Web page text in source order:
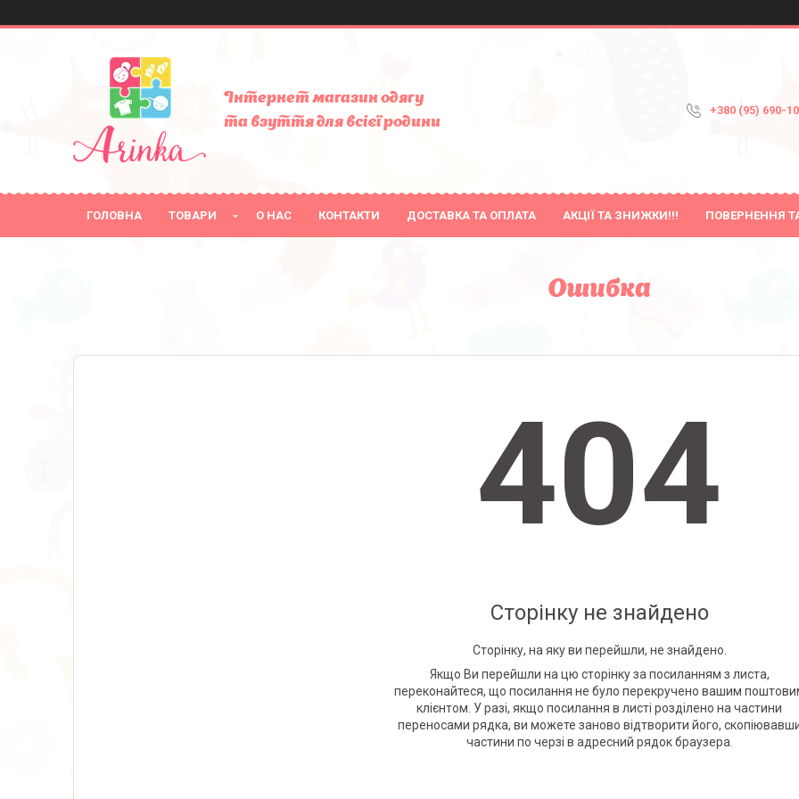
Інтернет магазин одягу
та взуття для всієї родини
+380 (95) 690-
ГОЛОВНА ТОВАРИ О НАС КОНТАКТИ ДОСТАВКА ТА ОПЛАТА АКЦІЇ ТА ЗНИЖКИ!!! ПОВЕРНЕННЯ
Ошибка
404
Сторінку не знайдено
Сторінку, на яку ви перейшли, не знайдено.
Якщо Ви перейшли на цю сторінку за посиланням з листа,
переконайтеся, що посилання не було перекручено вашим
клієнтом. У разі, якщо посилання в листі розділено на частини
переносами рядка, ви можете заново відтворити його,
частини по черзі в адресний рядок браузера.